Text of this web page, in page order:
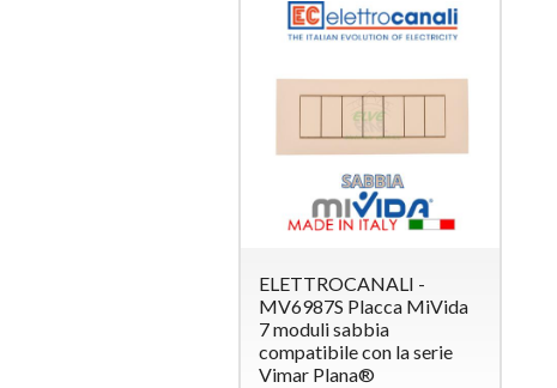
ELETTROCANALI -
MV6987S Placca MiVida
7 moduli sabbia
compatibile con la serie
Vimar Plana®